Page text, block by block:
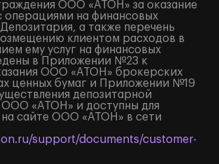
ООО «АТОН» за оказание
операциями на финансовых
а также перечень
клиентом расходов в
ему услуг на финансовых
в Приложении №23 к
ООО «АТОН» брокерских
ценных бумаг и Приложении №19
депозитарной
ООО «АТОН» и доступны для
на сайте ООО «АТОН» в сети
support/documents/customer-